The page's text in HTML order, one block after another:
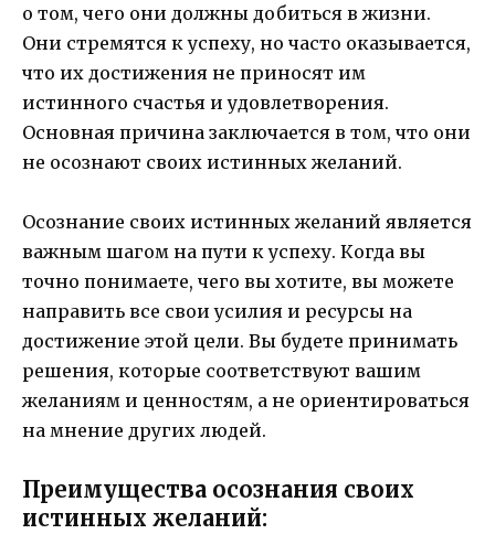
о том, чего они должны добиться в жизни.
Они стремятся к успеху, но часто оказывается,
что их достижения не приносят им
истинного счастья и удовлетворения.
Основная причина заключается в том, что они
не осознают своих истинных желаний.
Осознание своих истинных желаний является
важным шагом на пути к успеху. Когда вы
точно понимаете, чего вы хотите, вы можете
направить все свои усилия и ресурсы на
достижение этой цели. Вы будете принимать
решения, которые соответствуют вашим
желаниям и ценностям, а не ориентироваться
на мнение других людей.
Преимущества осознания своих
истинных желаний: